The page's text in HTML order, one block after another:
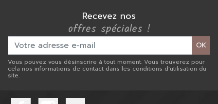
Recevez nos
offres spéciales !
OK
Vous pouvez vous désinscrire à tout moment. Vous trouverez pour
cela nos informations de contact dans les conditions d'utilisation du
site.